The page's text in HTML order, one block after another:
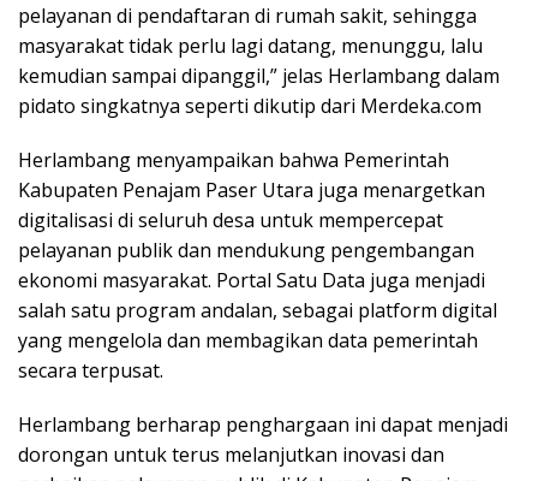
pelayanan di pendaftaran di rumah sakit, sehingga
masyarakat tidak perlu lagi datang, menunggu, lalu
kemudian sampai dipanggil,” jelas Herlambang dalam
pidato singkatnya seperti dikutip dari Merdeka.com
Herlambang menyampaikan bahwa Pemerintah
Kabupaten Penajam Paser Utara juga menargetkan
digitalisasi di seluruh desa untuk mempercepat
pelayanan publik dan mendukung pengembangan
ekonomi masyarakat. Portal Satu Data juga menjadi
salah satu program andalan, sebagai platform digital
yang mengelola dan membagikan data pemerintah
secara terpusat.
Herlambang berharap penghargaan ini dapat menjadi
dorongan untuk terus melanjutkan inovasi dan